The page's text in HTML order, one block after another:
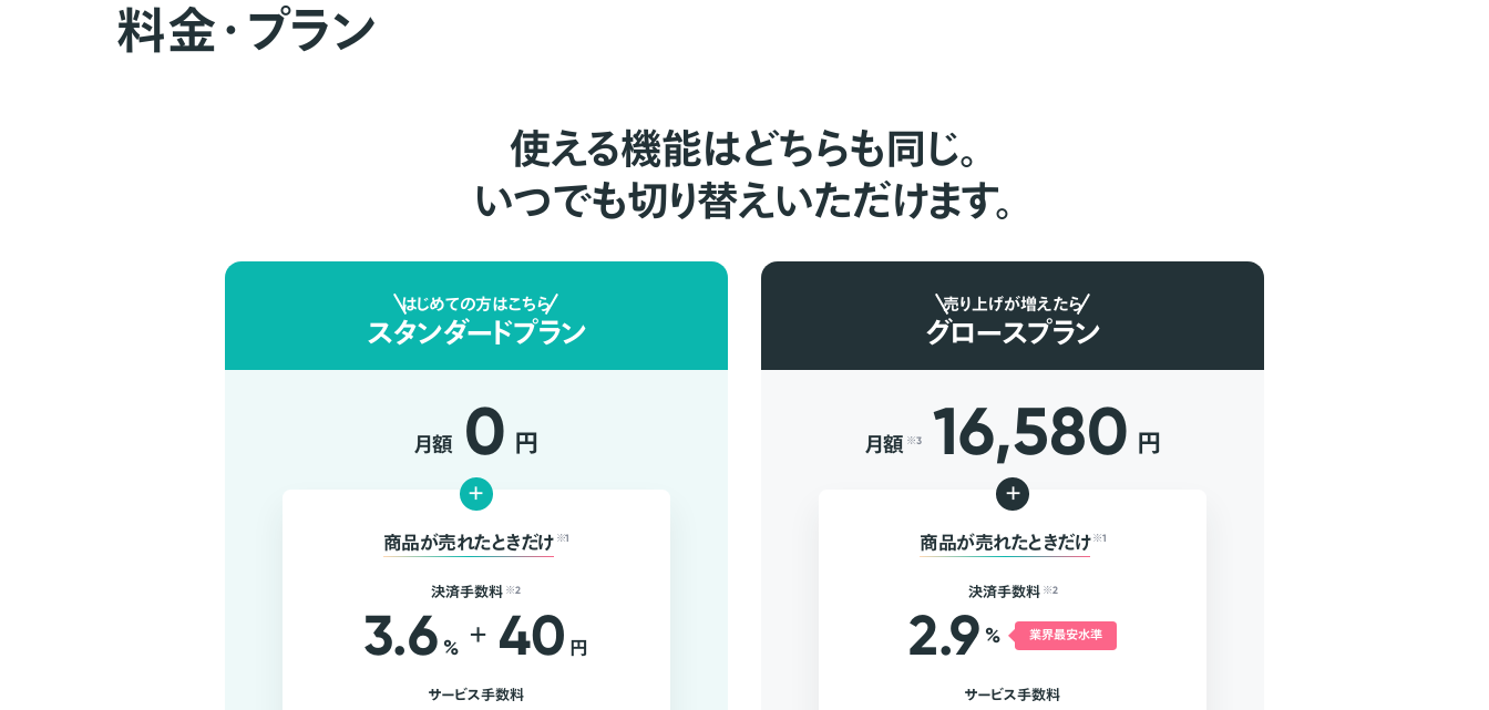
料金・プラン
使える機能はどちらも同じ。
いつでも切り替えいただけます。
はじめての方はこちら
スタンダードプラン
月額 0 円
+
商品が売れたときだけ ※1
決済手数料 ※2
3.6 % + 40 円
サービス手数料
売り上げが増えたら
グロースプラン
月額 ※3 16,580 円
+
商品が売れたときだけ ※1
決済手数料 ※2
2.9 % 業界最安水準
サービス手数料